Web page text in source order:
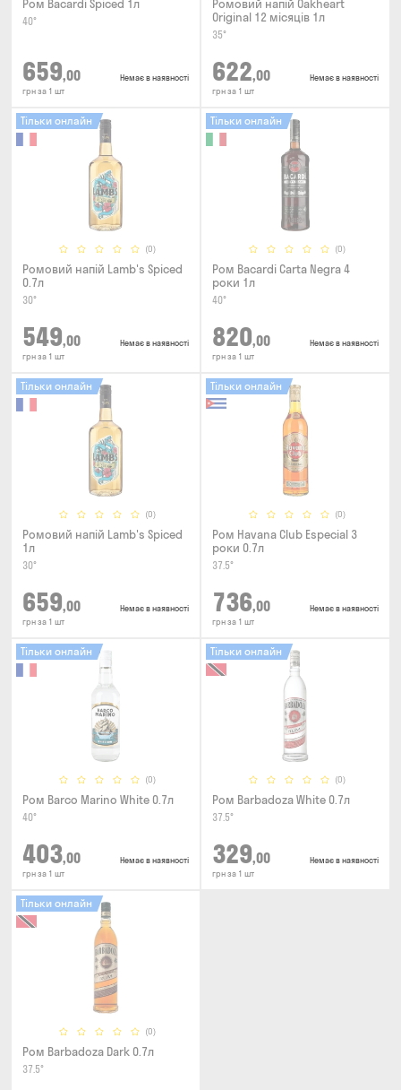
Ром Bacardi Spiced 1л
40°
659,00
грн за 1 шт
Немає в наявності
Ромовий напій Oakheart
Original 12 місяців 1л
35°
622,00
грн за 1 шт
Немає в наявності
(0)
Тільки онлайн
Ромовий напій Lamb's Spiced
0.7л
30°
549,00
грн за 1 шт
Немає в наявності
(0)
Тільки онлайн
Ром Bacardi Carta Negra 4
роки 1л
40°
820,00
грн за 1 шт
Немає в наявності
(0)
Тільки онлайн
Ромовий напій Lamb's Spiced
1л
30°
659,00
грн за 1 шт
Немає в наявності
(0)
Тільки онлайн
Ром Havana Club Especial 3
роки 0.7л
37.5°
736,00
грн за 1 шт
Немає в наявності
(0)
Тільки онлайн
Ром Barco Marino White 0.7л
40°
403,00
грн за 1 шт
Немає в наявності
(0)
Тільки онлайн
Ром Barbadoza White 0.7л
37.5°
329,00
грн за 1 шт
Немає в наявності
(0)
Тільки онлайн
Ром Barbadoza Dark 0.7л
37.5°